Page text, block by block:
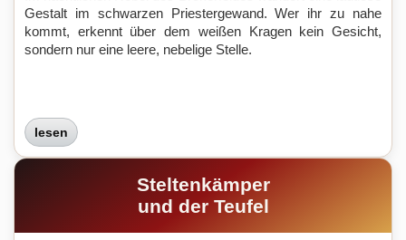
Gestalt im schwarzen Priestergewand. Wer ihr zu nahe
kommt, erkennt über dem weißen Kragen kein Gesicht,
sondern nur eine leere, nebelige Stelle.
lesen
Steltenkämper
und der Teufel